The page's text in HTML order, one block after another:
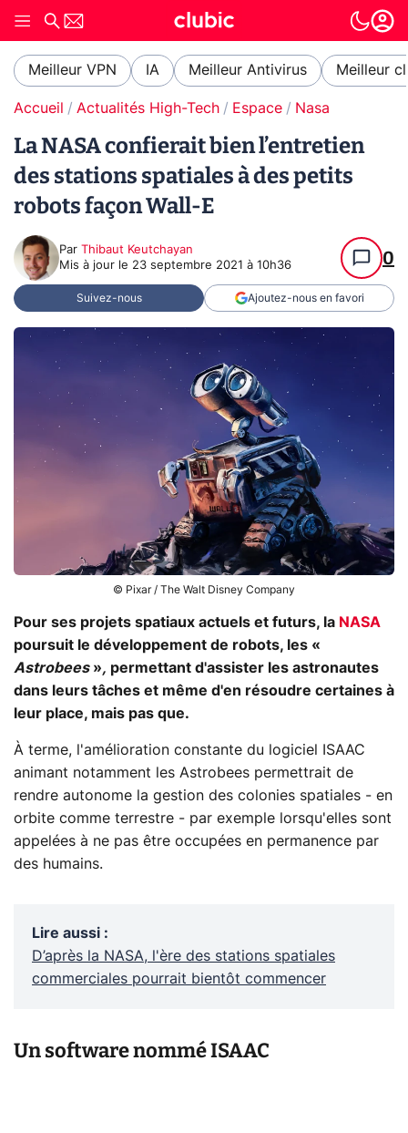
Meilleur VPN IA Meilleur Antivirus Meilleur
Accueil Actualités High-Tech Espace Nasa
La NASA confierait bien l’entretien
des stations spatiales à des petits
robots façon Wall-E
Par Thibaut Keutchayan
Mis à jour le 23 septembre 2021 à 10h36 0
Suivez-nous Ajoutez-nous en favori
© Pixar / The Walt Disney Company
Pour ses projets spatiaux actuels et futurs, la NASA
poursuit le développement de robots, les «
Astrobees », permettant d'assister les astronautes
dans leurs tâches et même d'en résoudre certaines à
leur place, mais pas que.
À terme, l'amélioration constante du logiciel ISAAC
animant notamment les Astrobees permettrait de
rendre autonome la gestion des colonies spatiales - en
orbite comme terrestre - par exemple lorsqu'elles sont
appelées à ne pas être occupées en permanence par
des humains.
Lire aussi :
D’après la NASA, l'ère des stations spatiales
commerciales pourrait bientôt commencer
Un software nommé ISAAC